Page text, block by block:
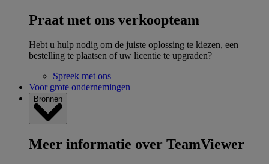
Praat met ons verkoopteam
Hebt u hulp nodig om de juiste oplossing te kiezen, een
bestelling te plaatsen of uw licentie te upgraden?
Spreek met ons
Voor grote ondernemingen
Bronnen
Meer informatie over TeamViewer